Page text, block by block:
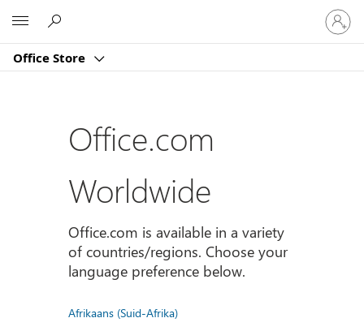
Office Store
Sign
in
to
account
Office.com
Worldwide
Office.com is available in a variety
of countries/regions. Choose your
language preference below.
Afrikaans (Suid-Afrika)